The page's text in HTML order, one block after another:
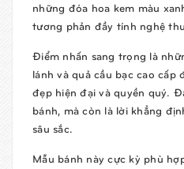
những đóa hoa kem màu
tương phản đầy tính nghệ
Điểm nhấn sang trọng là
lánh và quả cầu bạc cao cấp
đẹp hiện đại và quyền quý.
bánh, mà còn là lời khẳng
sâu sắc.
Mẫu bánh này cực kỳ phù